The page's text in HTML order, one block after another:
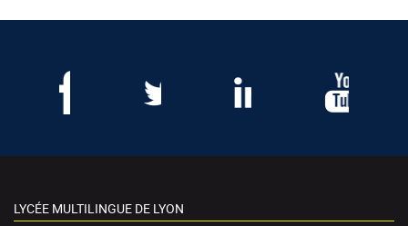
LYCÉE MULTILINGUE DE LYON